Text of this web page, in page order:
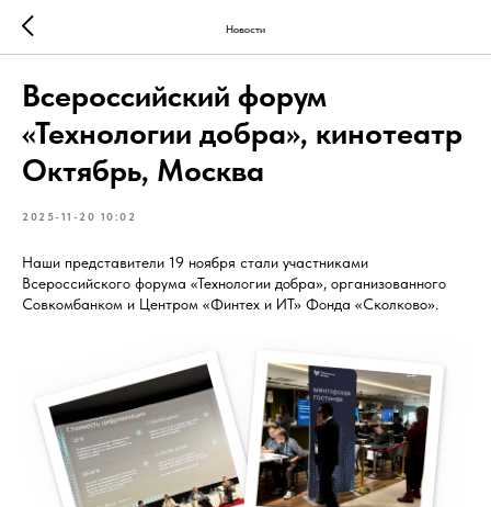
Новости
Всероссийский форум
«Технологии добра», кинотеатр
Октябрь, Москва
2025-11-20 10:02
Наши представители 19 ноября стали участниками
Всероссийского форума «Технологии добра», организованного
Совкомбанком и Центром «Финтех и ИТ» Фонда «Сколково».